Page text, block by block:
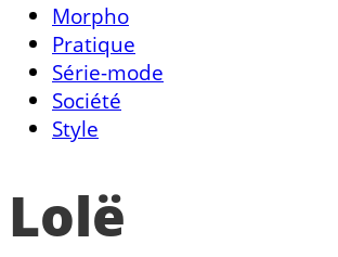
Morpho
Pratique
Série-mode
Société
Style
Lolë